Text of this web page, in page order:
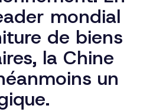
mondial
de biens
la Chine
un